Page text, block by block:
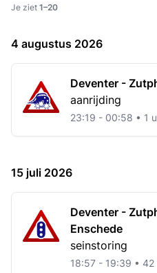
Je ziet 1–20
4 augustus 2026
Deventer -
aanrijding
23:19 - 00:58 • 1
15 juli 2026
Deventer -
Enschede
seinstoring
18:57 - 19:39 • 42